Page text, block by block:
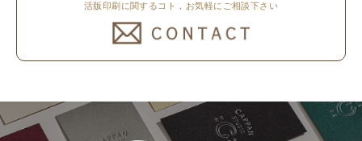
活版印刷に関するコト，お気軽にご相談下さい